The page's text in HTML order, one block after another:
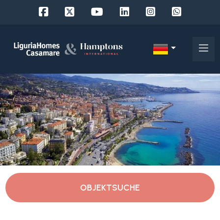
OBJEKTSUCHE
EN
FR
DE
RU
Über
uns
Unsere
Wo
suchen
Sie?
Provinz